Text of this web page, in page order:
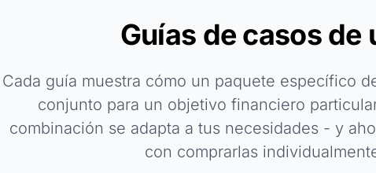
Guías de casos de
Cada guía muestra cómo un paquete específico
conjunto para un objetivo financiero
combinación se adapta a tus necesidades - y
con comprarlas